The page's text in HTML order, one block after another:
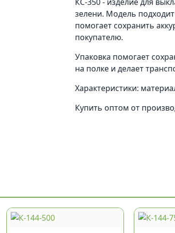
зелени. Модель
помогает сохранить
покупателю.
Упаковка помогает
на полке и делает
Характеристики:
Купить оптом от